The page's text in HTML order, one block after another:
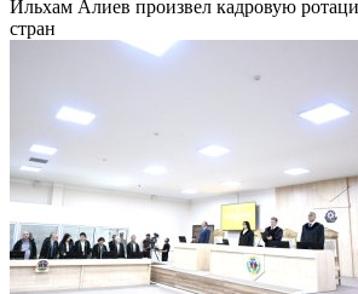
Ильхам Алиев произвел кадровую
стран